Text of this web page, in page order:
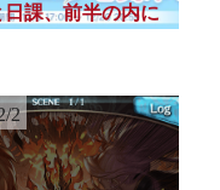
日課、前半の内に
2